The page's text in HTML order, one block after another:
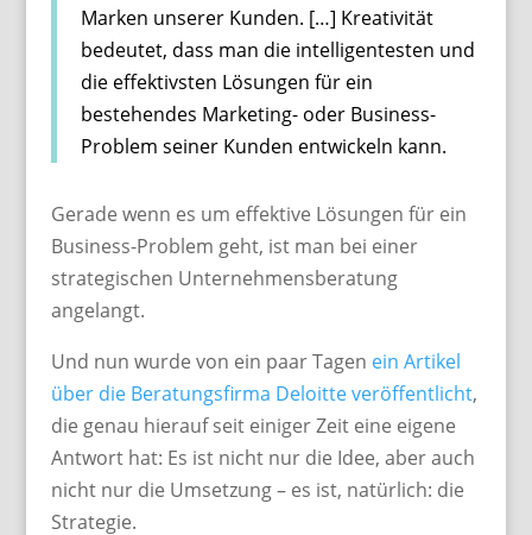
Marken unserer Kunden. […] Kreativität
bedeutet, dass man die intelligentesten und
die effektivsten Lösungen für ein
bestehendes Marketing- oder Business-
Problem seiner Kunden entwickeln kann.
Gerade wenn es um effektive Lösungen für ein
Business-Problem geht, ist man bei einer
strategischen Unternehmensberatung
angelangt.
Und nun wurde von ein paar Tagen ein Artikel
über die Beratungsfirma Deloitte veröffentlicht,
die genau hierauf seit einiger Zeit eine eigene
Antwort hat: Es ist nicht nur die Idee, aber auch
nicht nur die Umsetzung – es ist, natürlich: die
Strategie.